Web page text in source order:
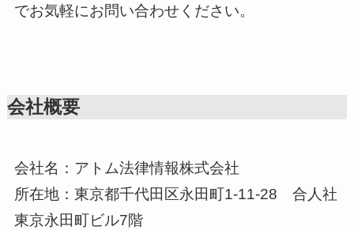
でお気軽にお問い合わせください。
会社概要
会社名：アトム法律情報株式会社
所在地：東京都千代田区永田町1-11-28 合人社
東京永田町ビル7階